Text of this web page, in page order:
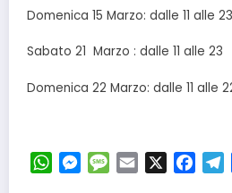
Domenica 15 Marzo: dalle 11 alle 23
Sabato 21 Marzo : dalle 11 alle 23
Domenica 22 Marzo: dalle 11 alle
WhatsApp
Messenger
Message
Email